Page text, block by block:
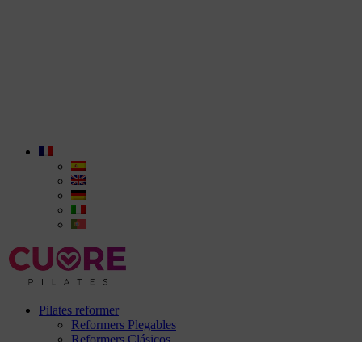
Pilates reformer
Reformers Plegables
Reformers Clásicos